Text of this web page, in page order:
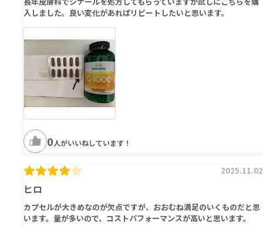
入しました。良い変化があればリピートしたいと思います。
0人がいいねしています！
ヒロ
2025.11.02
カプセルが大きめなのが欠点ですが、おおむね満足のいくものだと思
います。量が多いので、コストパフォーマンスが高いと思います。